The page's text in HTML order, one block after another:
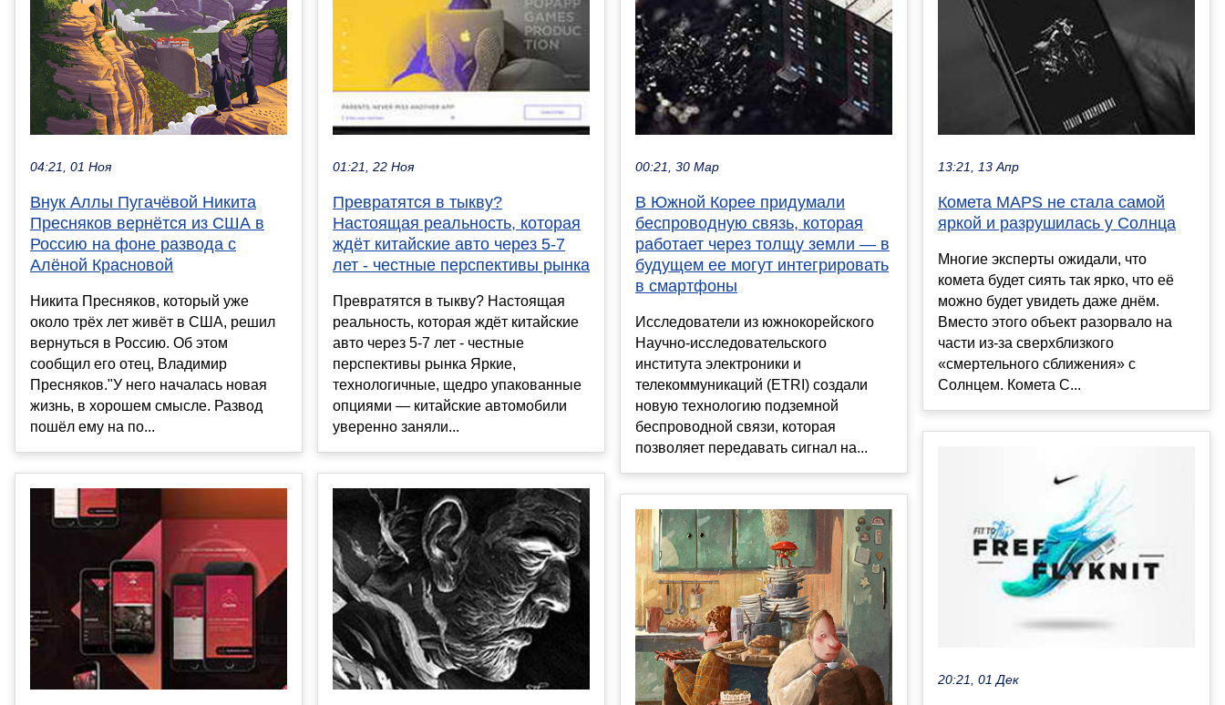
04:21, 01 Ноя
Внук Аллы Пугачёвой Никита
Пресняков вернётся из США в
Россию на фоне развода с
Алёной Красновой
Никита Пресняков, который уже
около трёх лет живёт в США, решил
вернуться в Россию. Об этом
сообщил его отец, Владимир
Пресняков."У него началась новая
жизнь, в хорошем смысле. Развод
пошёл ему на по...
01:21, 22 Ноя
Превратятся в тыкву?
Настоящая реальность, которая
ждёт китайские авто через 5-7
лет - честные перспективы рынка
Превратятся в тыкву? Настоящая
реальность, которая ждёт китайские
авто через 5-7 лет - честные
перспективы рынка Яркие,
технологичные, щедро упакованные
опциями — китайские автомобили
уверенно заняли...
00:21, 30 Мар
В Южной Корее придумали
беспроводную связь, которая
работает через толщу земли — в
будущем ее могут интегрировать
в смартфоны
Исследователи из южнокорейского
Научно-исследовательского
института электроники и
телекоммуникаций (ETRI) создали
новую технологию подземной
беспроводной связи, которая
позволяет передавать сигнал на...
13:21, 13 Апр
Комета MAPS не стала самой
яркой и разрушилась у Солнца
Многие эксперты ожидали, что
комета будет сиять так ярко, что её
можно будет увидеть даже днём.
Вместо этого объект разорвало на
части из-за сверхблизкого
«смертельного сближения» с
Солнцем. Комета C...
20:21, 01 Дек